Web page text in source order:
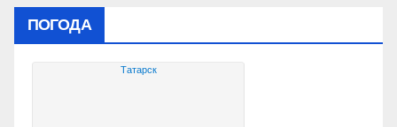
ПОГОДА
Татарск